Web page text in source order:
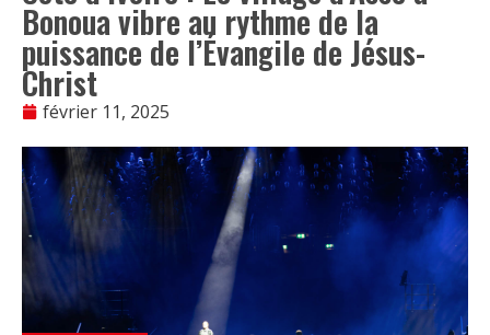
Bonoua vibre au rythme de la
puissance de l’Évangile de Jésus-
Christ
février 11, 2025